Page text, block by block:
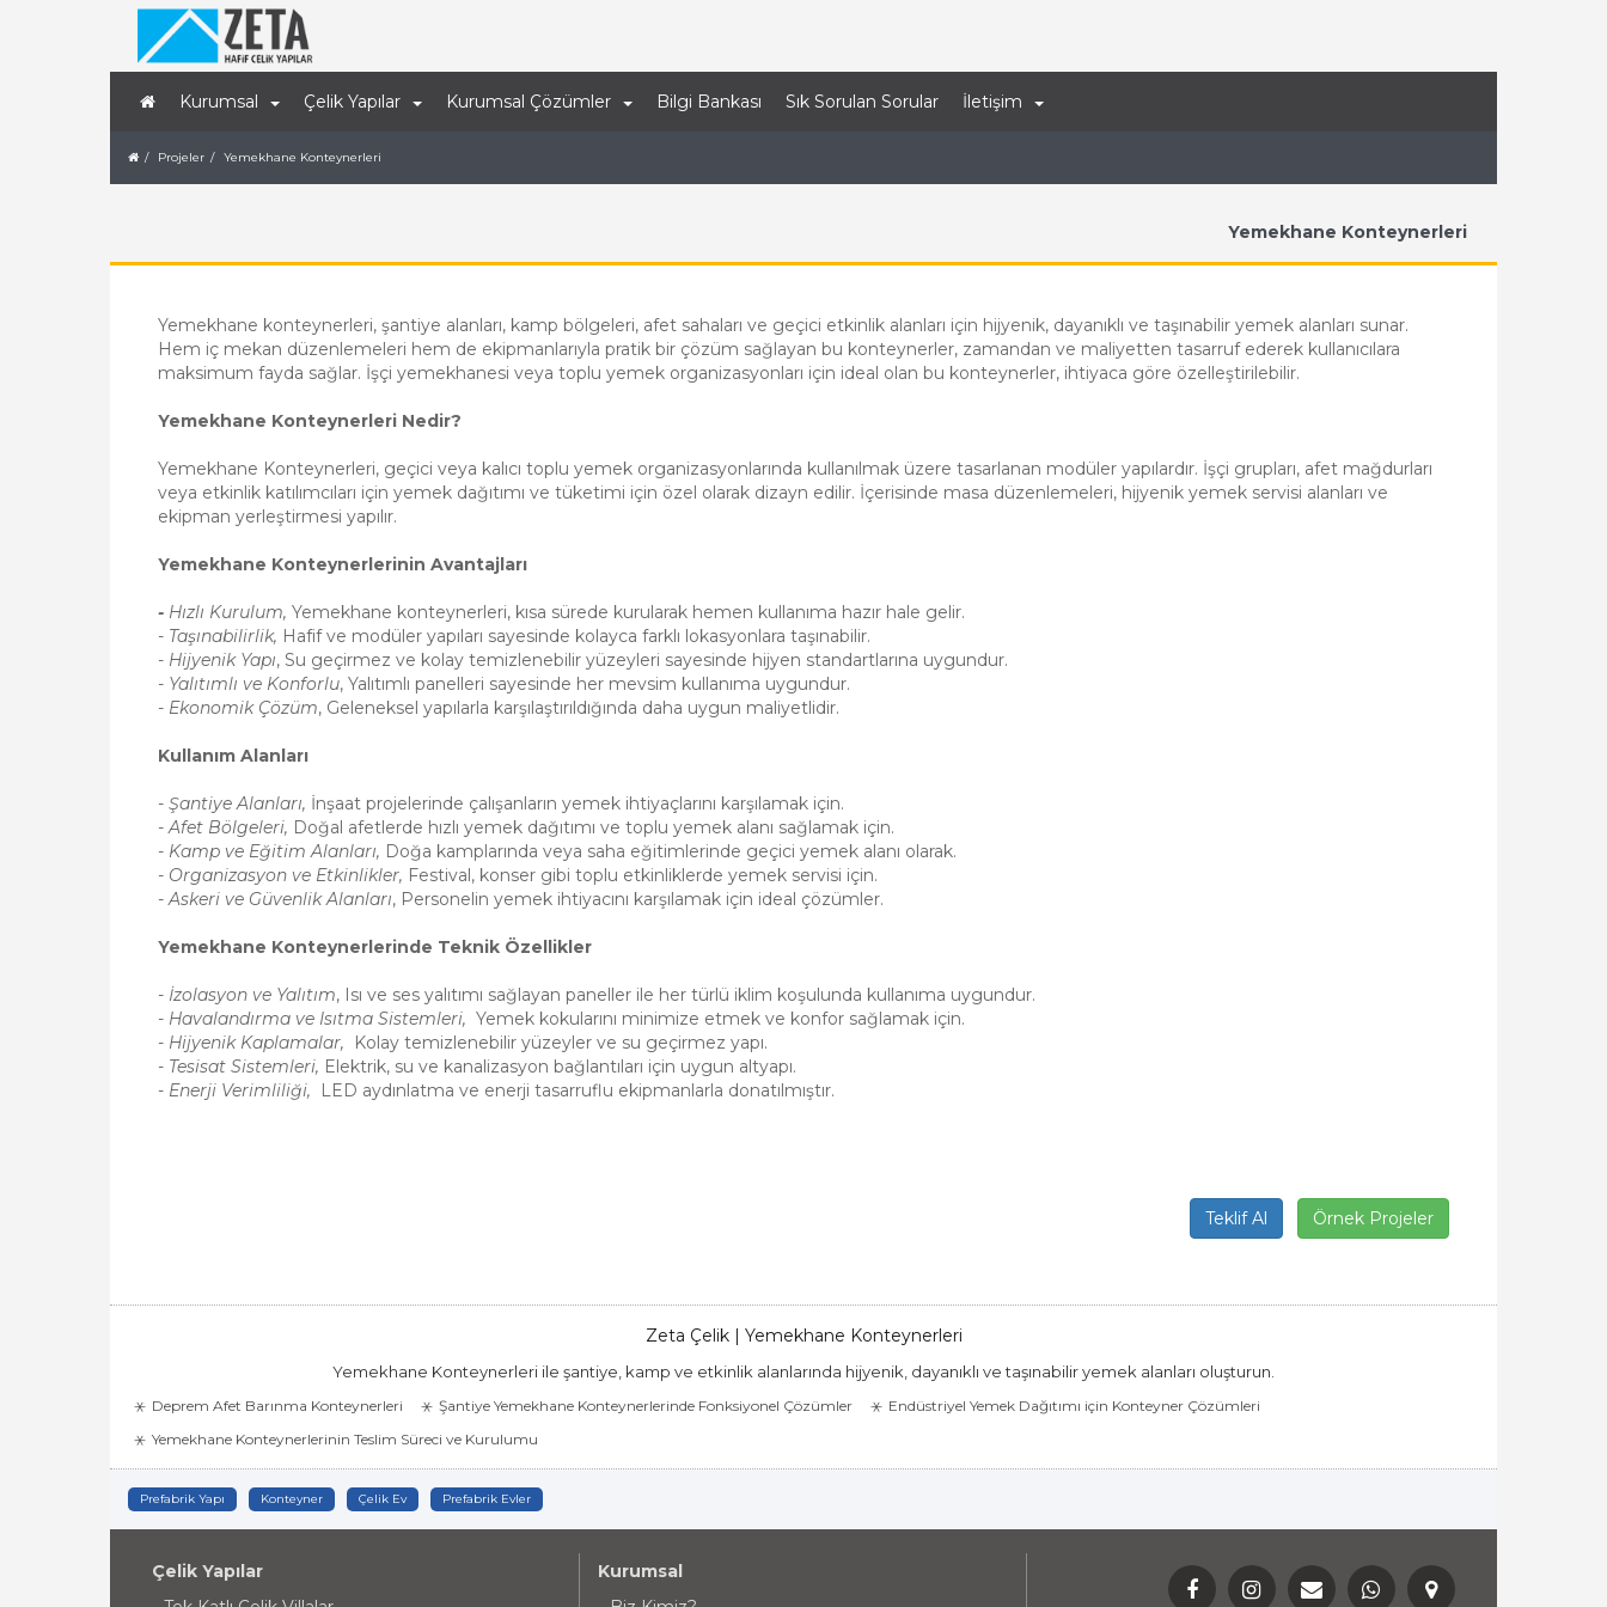
Kurumsal Çelik Yapılar Kurumsal Çözümler Bilgi Bankası Sık Sorulan Sorular İletişim
Projeler Yemekhane Konteynerleri
Yemekhane Konteynerleri
Yemekhane konteynerleri, şantiye alanları, kamp bölgeleri, afet sahaları ve geçici etkinlik alanları için hijyenik, dayanıklı ve taşınabilir yemek alanları sunar.
Hem iç mekan düzenlemeleri hem de ekipmanlarıyla pratik bir çözüm sağlayan bu konteynerler, zamandan ve maliyetten tasarruf ederek kullanıcılara
maksimum fayda sağlar. İşçi yemekhanesi veya toplu yemek organizasyonları için ideal olan bu konteynerler, ihtiyaca göre özelleştirilebilir.
Yemekhane Konteynerleri Nedir?
Yemekhane Konteynerleri, geçici veya kalıcı toplu yemek organizasyonlarında kullanılmak üzere tasarlanan modüler yapılardır. İşçi grupları, afet mağdurları
veya etkinlik katılımcıları için yemek dağıtımı ve tüketimi için özel olarak dizayn edilir. İçerisinde masa düzenlemeleri, hijyenik yemek servisi alanları ve
ekipman yerleştirmesi yapılır.
Yemekhane Konteynerlerinin Avantajları
- Hızlı Kurulum, Yemekhane konteynerleri, kısa sürede kurularak hemen kullanıma hazır hale gelir.
- Taşınabilirlik, Hafif ve modüler yapıları sayesinde kolayca farklı lokasyonlara taşınabilir.
- Hijyenik Yapı, Su geçirmez ve kolay temizlenebilir yüzeyleri sayesinde hijyen standartlarına uygundur.
- Yalıtımlı ve Konforlu, Yalıtımlı panelleri sayesinde her mevsim kullanıma uygundur.
- Ekonomik Çözüm, Geleneksel yapılarla karşılaştırıldığında daha uygun maliyetlidir.
Kullanım Alanları
- Şantiye Alanları, İnşaat projelerinde çalışanların yemek ihtiyaçlarını karşılamak için.
- Afet Bölgeleri, Doğal afetlerde hızlı yemek dağıtımı ve toplu yemek alanı sağlamak için.
- Kamp ve Eğitim Alanları, Doğa kamplarında veya saha eğitimlerinde geçici yemek alanı olarak.
- Organizasyon ve Etkinlikler, Festival, konser gibi toplu etkinliklerde yemek servisi için.
- Askeri ve Güvenlik Alanları, Personelin yemek ihtiyacını karşılamak için ideal çözümler.
Yemekhane Konteynerlerinde Teknik Özellikler
- İzolasyon ve Yalıtım, Isı ve ses yalıtımı sağlayan paneller ile her türlü iklim koşulunda kullanıma uygundur.
- Havalandırma ve Isıtma Sistemleri, Yemek kokularını minimize etmek ve konfor sağlamak için.
- Hijyenik Kaplamalar,
Kolay temizlenebilir yüzeyler ve su geçirmez yapı.
- Tesisat Sistemleri, Elektrik, su ve kanalizasyon bağlantıları için uygun altyapı.
- Enerji Verimliliği, LED aydınlatma ve enerji tasarruflu ekipmanlarla donatılmıştır.
Teklif Al Örnek Projeler
Zeta Çelik | Yemekhane Konteynerleri
Yemekhane Konteynerleri ile şantiye, kamp ve etkinlik alanlarında hijyenik, dayanıklı ve taşınabilir yemek alanları oluşturun.
Deprem Afet Barınma Konteynerleri Şantiye Yemekhane Konteynerlerinde Fonksiyonel Çözümler
Endüstriyel Yemek Dağıtımı için Konteyner Çözümleri
Yemekhane Konteynerlerinin Teslim Süreci ve Kurulumu
Prefabrik Yapı Konteyner Çelik Ev Prefabrik Evler
Çelik Yapılar
Kurumsal